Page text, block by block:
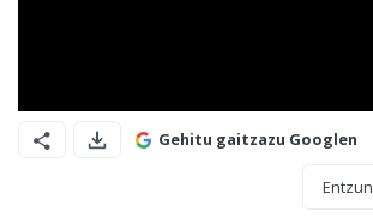
Gehitu gaitzazu Googlen
Entzun